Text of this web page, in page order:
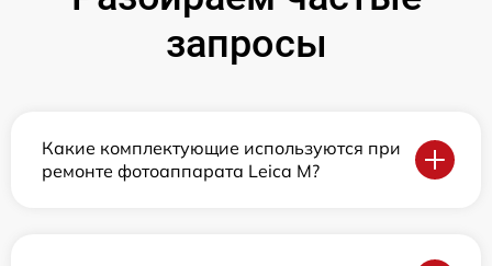
запросы
Какие комплектующие используются при
ремонте фотоаппарата Leica M?